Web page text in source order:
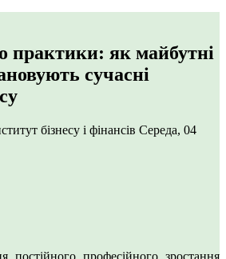
практики: як майбутні
сучасні
бізнесу і фінансів Середа, 04